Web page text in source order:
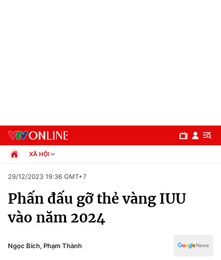
Chuyên mục
Chính trị
Xã hội
XÃ HỘI
Xã hội
Pháp luật
Thể thao
Văn hóa - Giải trí
29/12/2023 19:36 GMT+7
Phấn đấu gỡ thẻ vàng IUU
vào năm 2024
Ngọc Bích, Phạm Thành